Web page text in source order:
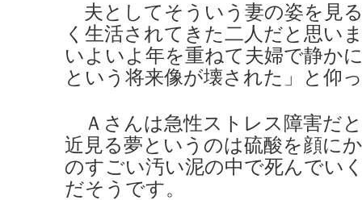
夫としてそういう妻の姿を見
く生活されてきた二人だと思い
いよいよ年を重ねて夫婦で静か
という将来像が壊された」と仰
Ａさんは急性ストレス障害だ
近見る夢というのは硫酸を顔に
のすごい汚い泥の中で死んでい
だそうです。